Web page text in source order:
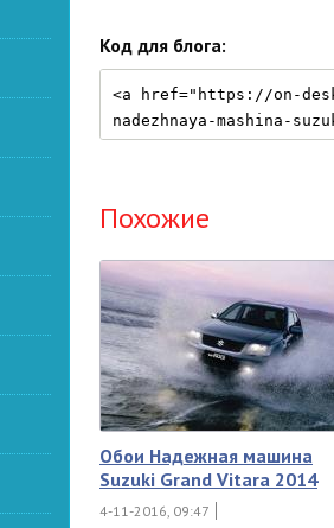
Код для блога:
Похожие
Обои Надежная машина
Suzuki Grand Vitara 2014
4-11-2016, 09:47